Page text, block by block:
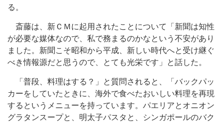
る。
斎藤は、新ＣＭに起用されたことについて「新聞は知性
が必要な媒体なので、私で務まるのかなという不安があり
ました。新聞こそ昭和から平成、新しい時代へと受け継ぐ
べき情報源だと思うので、とても光栄です」と話した。
「普段、料理はする？」と質問されると、「バックパッ
カーをしていたときに、海外で食べたおいしい料理を再現
するというメニューを持っています。パエリアとオニオン
グラタンスープと、明太子パスタと、シンガポールのバク